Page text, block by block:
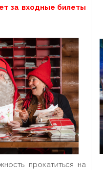
за входные билеты
прокатиться на